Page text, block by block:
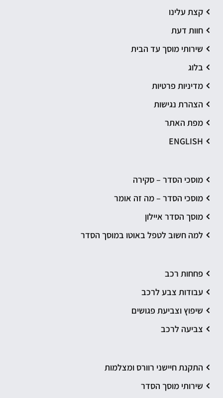
קצת עלינו
חוות דעת
שירותי מוסך עד הבית
בלוג
מדיניות פרטיות
הצהרת נגישות
מפת האתר
ENGLISH
מוסכי הסדר – סקירה
מוסכי הסדר – מה זה אומר
מוסך הסדר איילון
למה חשוב לטפל באוטו במוסך הסדר
פחחות רכב
עבודות צבע לרכב
שיפוץ וצביעת פגושים
צביעה לרכב
התקנת חיישני רוורס ומצלמות
שירותי מוסך הסדר